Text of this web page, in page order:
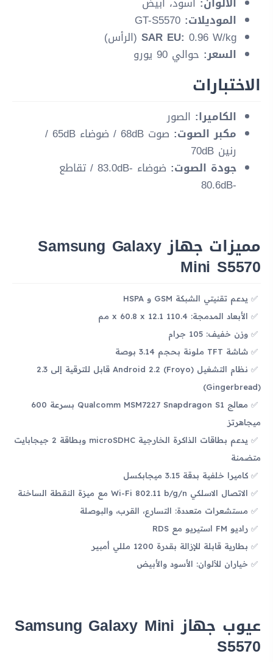
الموديلات:
SAR EU: 0.96 W/kg (الرأس)
السعر: حوالي 90 يورو
الاختبارات
الكاميرا: الصور
مكبر الصوت:
صوت 68dB / ضوضاء 65dB /
رنين 70dB
جودة الصوت:
ضوضاء -83.0dB / تقاطع
-80.6dB
مميزات جهاز Samsung Galaxy
Mini S5570
يدعم تقنيتي الشبكة GSM و HSPA
الأبعاد المدمجة: 110.4 x 60.8 x 12.1 مم
وزن خفيف: 105 جرام
شاشة TFT ملونة بحجم 3.14 بوصة
نظام التشغيل Android 2.2 (Froyo) قابل للترقية إلى 2.3
(Gingerbread)
معالج Qualcomm MSM7227 Snapdragon S1 بسرعة 600
ميجاهرتز
يدعم بطاقات الذاكرة الخارجية microSDHC وبطاقة 2 جيجابايت
متضمنة
كاميرا خلفية بدقة 3.15 ميجابكسل
الاتصال الاسلكي Wi-Fi 802.11 b/g/n مع ميزة النقطة الساخنة
مستشعرات متعددة: التسارع، القرب، والبوصلة
راديو FM استيريو مع RDS
بطارية قابلة للإزالة بقدرة 1200 مللي أمبير
خياران للألوان: الأسود والأبيض
عيوب جهاز Samsung Galaxy Mini
S5570